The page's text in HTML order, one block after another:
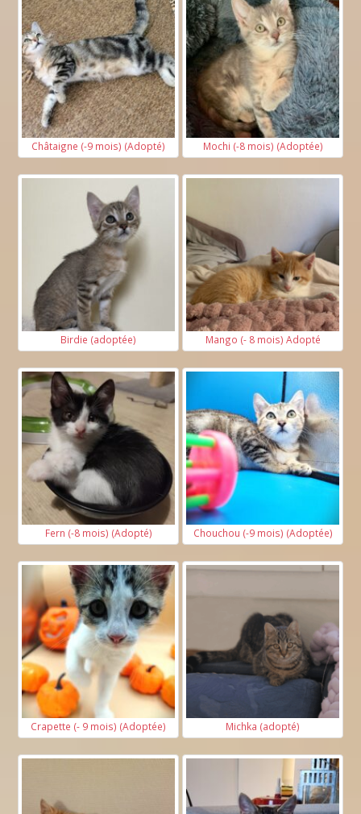
Châtaigne (-9 mois) (Adopté) Mochi (-8 mois) (Adoptée)
Birdie (adoptée) Mango (- 8 mois) Adopté
Fern (-8 mois) (Adopté) Chouchou (-9 mois) (Adoptée)
Crapette (- 9 mois) (Adoptée) Michka (adopté)